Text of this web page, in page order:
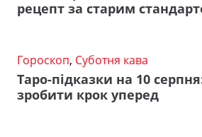
рецепт за старим
Гороскоп, Суботня кава
Таро-підказки на 10
зробити крок уперед